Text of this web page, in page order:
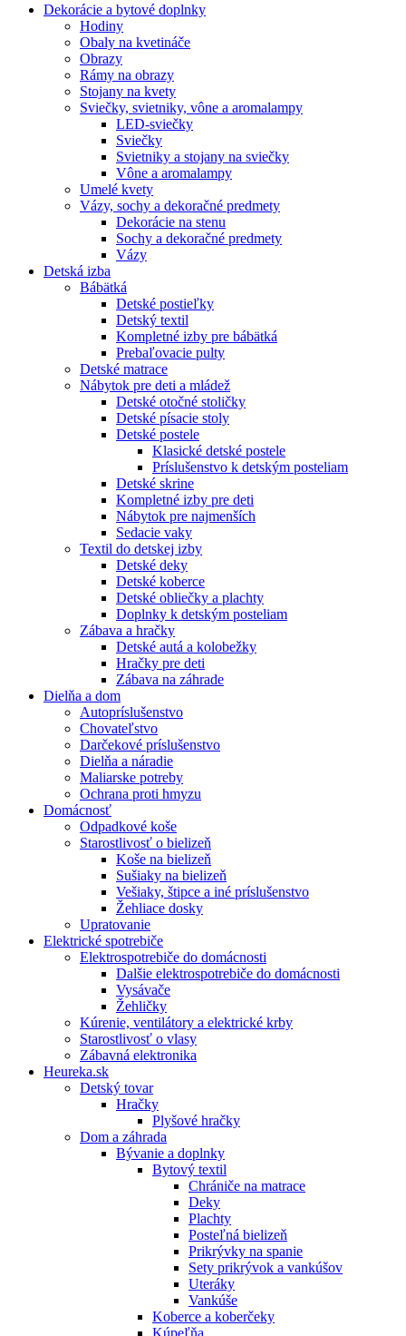
Dekorácie a bytové doplnky
Hodiny
Obaly na kvetináče
Obrazy
Rámy na obrazy
Stojany na kvety
Sviečky, svietniky, vône a aromalampy
LED-sviečky
Sviečky
Svietniky a stojany na sviečky
Vône a aromalampy
Umelé kvety
Vázy, sochy a dekoračné predmety
Dekorácie na stenu
Sochy a dekoračné predmety
Vázy
Detská izba
Bábätká
Detské postieľky
Detský textil
Kompletné izby pre bábätká
Prebaľovacie pulty
Detské matrace
Nábytok pre deti a mládež
Detské otočné stoličky
Detské písacie stoly
Detské postele
Klasické detské postele
Príslušenstvo k detským posteliam
Detské skrine
Kompletné izby pre deti
Nábytok pre najmenších
Sedacie vaky
Textil do detskej izby
Detské deky
Detské koberce
Detské obliečky a plachty
Doplnky k detským posteliam
Zábava a hračky
Detské autá a kolobežky
Hračky pre deti
Zábava na záhrade
Dielňa a dom
Autopríslušenstvo
Chovateľstvo
Darčekové príslušenstvo
Dielňa a náradie
Maliarske potreby
Ochrana proti hmyzu
Domácnosť
Odpadkové koše
Starostlivosť o bielizeň
Koše na bielizeň
Sušiaky na bielizeň
Vešiaky, štipce a iné príslušenstvo
Žehliace dosky
Upratovanie
Elektrické spotrebiče
Elektrospotrebiče do domácnosti
Dalšie elektrospotrebiče do domácnosti
Vysávače
Žehličky
Kúrenie, ventilátory a elektrické krby
Starostlivosť o vlasy
Zábavná elektronika
Heureka.sk
Detský tovar
Hračky
Plyšové hračky
Dom a záhrada
Bývanie a doplnky
Bytový textil
Chrániče na matrace
Deky
Plachty
Posteľná bielizeň
Prikrývky na spanie
Sety prikrývok a vankúšov
Uteráky
Vankúše
Koberce a koberčeky
Kúpeľňa